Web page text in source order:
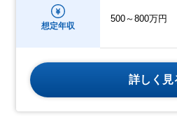
想定年収
500～800万円
詳しく見